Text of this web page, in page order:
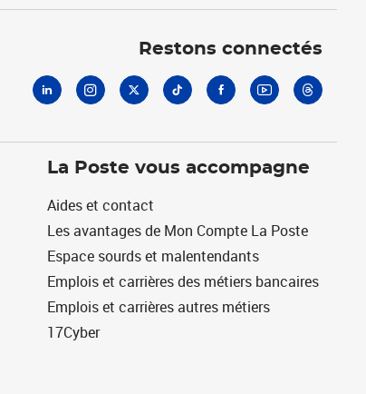
Restons connectés
La Poste vous accompagne
Aides et contact
Les avantages de Mon Compte La Poste
Espace sourds et malentendants
Emplois et carrières des métiers bancaires
Emplois et carrières autres métiers
17Cyber